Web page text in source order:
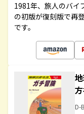
1981年、旅人のバイ
の初版が復刻版で再
です。
D-